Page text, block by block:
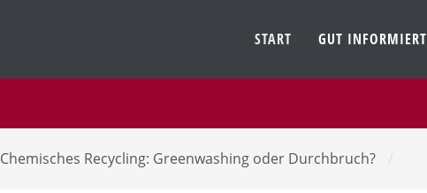
START GUT INFORMIERT
Chemisches Recycling: Greenwashing oder Durchbruch? /